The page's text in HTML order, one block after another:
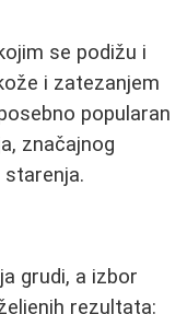
se podižu i
i zatezanjem
popularan
značajnog
grudi, a izbor
rezultata: